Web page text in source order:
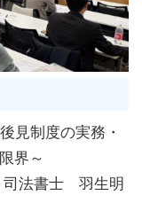
見制度の実務・
界～
法書士 羽生明